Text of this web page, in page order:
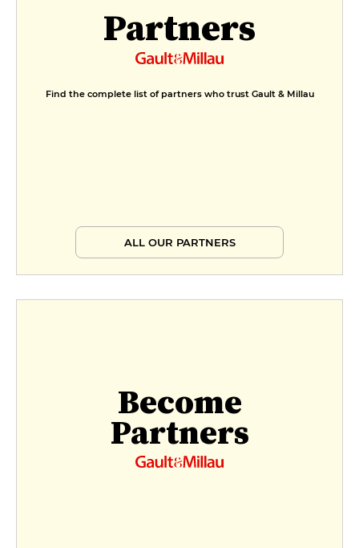
Partners
Find the complete list of partners who trust Gault & Millau
ALL OUR PARTNERS
Become
Partners